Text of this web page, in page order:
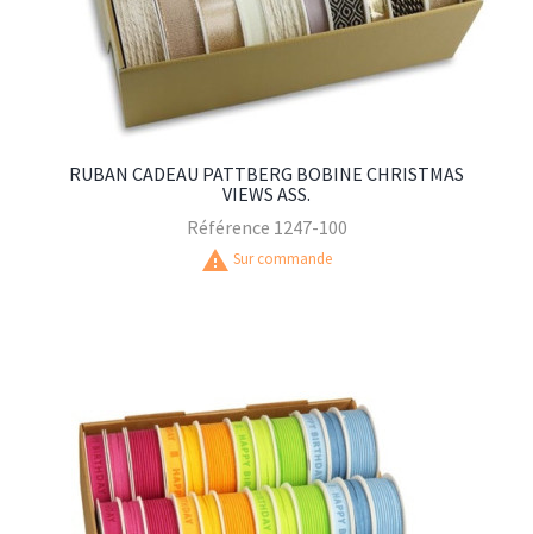
RUBAN CADEAU PATTBERG BOBINE CHRISTMAS
VIEWS ASS.
Référence 1247-100
warning Sur commande